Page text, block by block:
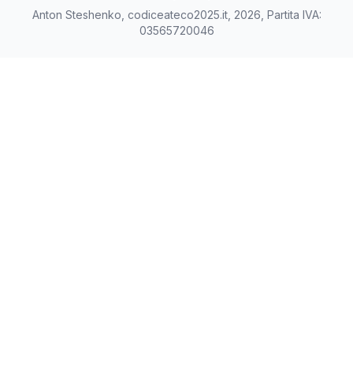
Anton Steshenko, codiceateco2025.it, 2026, Partita IVA:
03565720046